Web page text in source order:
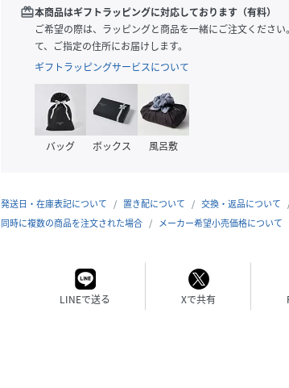
redeem本商品はギフトラッピングに対応しております（有料）
ご希望の際は、ラッピングと商品を一緒にご注文くださ
て、ご指定の住所にお届けします。
ギフトラッピングサービスについて
バッグ ボックス 風呂敷
発送日・在庫表記について 置き配について
交換・返品について
同時に複数の商品を注文された場合
メーカー希望小売価格について
LINEで送る Xで共有